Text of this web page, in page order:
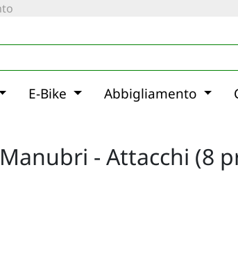
E-Bike Abbigliamento
Manubri - Attacchi (8